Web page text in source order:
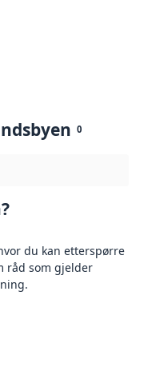
0
du kan etterspørre
råd som gjelder